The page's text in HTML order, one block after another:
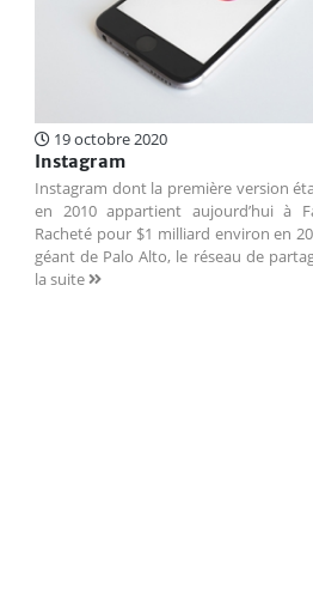
19 octobre 2020
Instagram
Instagram dont la première version
en 2010 appartient aujourd’hui à
Racheté pour $1 milliard environ en
géant de Palo Alto, le réseau de
la suite